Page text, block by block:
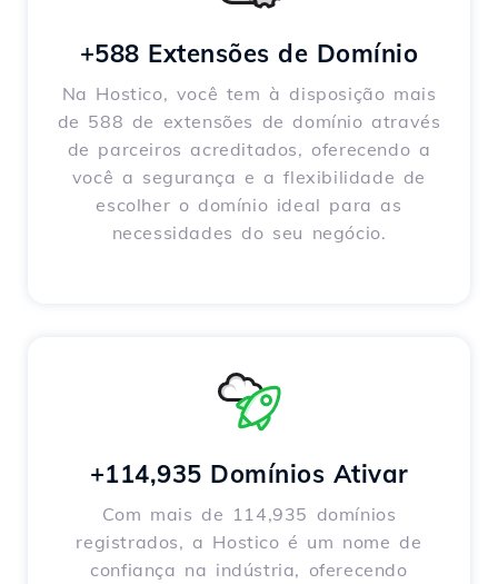
+588 Extensões de Domínio
Na Hostico, você tem à disposição mais
de 588 de extensões de domínio através
de parceiros acreditados, oferecendo a
você a segurança e a flexibilidade de
escolher o domínio ideal para as
necessidades do seu negócio.
+114,935 Domínios Ativar
Com mais de 114,935 domínios
registrados, a Hostico é um nome de
confiança na indústria, oferecendo